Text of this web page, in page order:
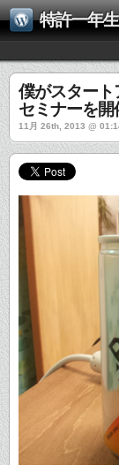
特許一年生
僕がスター
セミナーを
11月 26th, 2013 @